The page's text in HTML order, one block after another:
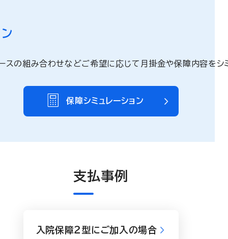
スの組み合わせなどご希望に応じて月掛金や保障内容をシ
保障シミュレーション
支払事例
入院保障２型にご加入の場合